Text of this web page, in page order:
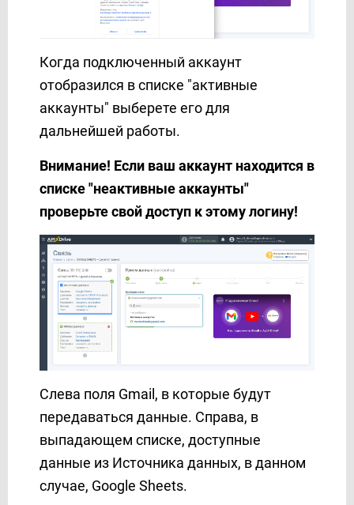
Когда подключенный аккаунт
отобразился в списке "активные
аккаунты" выберете его для
дальнейшей работы.
Внимание! Если ваш аккаунт находится в
списке "неактивные аккаунты"
проверьте свой доступ к этому логину!
Слева поля Gmail, в которые будут
передаваться данные. Справа, в
выпадающем списке, доступные
данные из Источника данных, в данном
случае, Google Sheets.